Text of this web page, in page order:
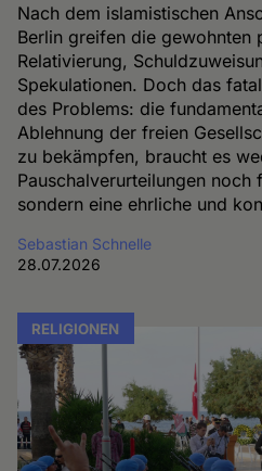
Nach dem islamistischen
Berlin greifen die gewohnten
Relativierung,
Spekulationen. Doch das
des Problems: die
Ablehnung der freien
zu bekämpfen, braucht es
Pauschalverurteilungen noch
sondern eine ehrliche und
Sebastian Schnelle
28.07.2026
RELIGIONEN